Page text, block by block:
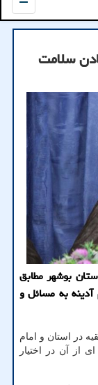
سلامت
بوشهر مطابق
به مسائل و
در استان و امام
آبان ۱۳۹۹ که نسخه ای از آن در اختیار